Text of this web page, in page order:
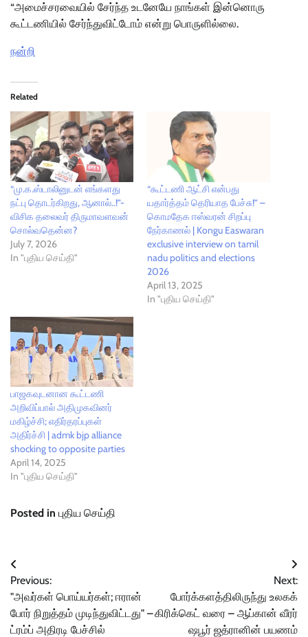
“அமைச்சரவையில் சேர்ந்த உடனேயே நாங்கள் இன்னொரு
கூட்டணியில் சேர்ந்துவிட்டோம் என்று பொருளில்லை.
நன்றி
Related
“மு.க.ஸ்டாலினுடன் எங்களது
நட்பு தொடர்கிறது, ஆனால்..!”-
விசிக தலைவர் திருமாவளவன்
சொல்வதென்ன?
July 7, 2026
In "புதிய செய்தி"
“கூட்டணி ஆட்சி என்பது
யதார்த்தம் தெரியாத பேச்சு!” –
கொமதேக ஈஸ்வரன் சிறப்பு
நேர்காணல் | Kongu Easwaran
exclusive interview on tamil
nadu politics and elections
2026
April 13, 2025
In "புதிய செய்தி"
​பாஜகவுடனான கூட்டணி
அறிவிப்பால் அதிமுகவினர்
மகிழ்ச்சி; எதிர்தரப்பு​கள்
அதிர்ச்சி | admk bjp alliance
shocking to opposite parties
April 14, 2025
In "புதிய செய்தி"
Posted in புதிய செய்தி
Post
navigation
Previous:
"அவர்கள் பொய்யர்கள்; ஈரான்
போர் நிறுத்தம் முடிந்துவிட்டது" –
ட்ரம்ப் அதிரடி பேச்சில்
Next:
போர்க்களத்திலிருந்து உலகக்
கிரிக்கெட் வரை – ஆப்கான் வீரர்
ஷபூர் ஜத்ரானின் பயணம்